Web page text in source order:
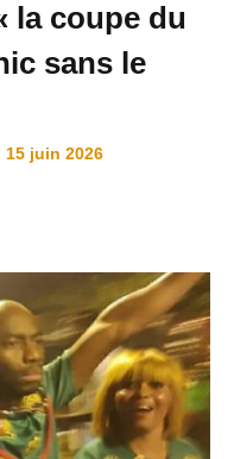
la coupe du
sans le
15 juin 2026